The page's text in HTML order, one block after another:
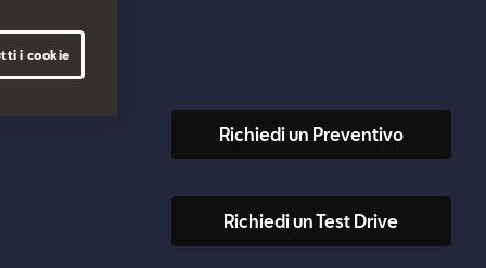
Richiedi un Preventivo
Richiedi un Test Drive
i cookie